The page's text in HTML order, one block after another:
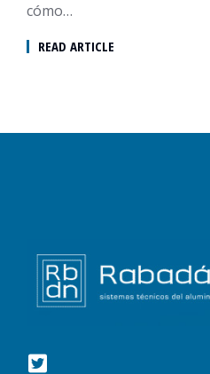
cómo…
READ ARTICLE